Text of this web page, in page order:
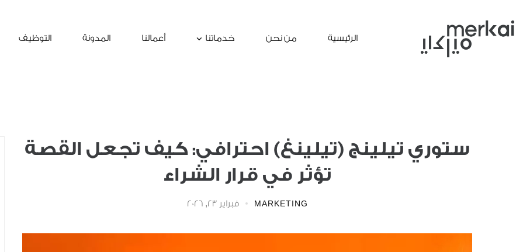
الرئيسية من نحن خدماتنا أعمالنا المدونة التوظيف
ستوري تيلينج (تيلينغ) احترافي: كيف تجعل القصة
تؤثر في قرار الشراء
MARKETING فبراير 23, 2026